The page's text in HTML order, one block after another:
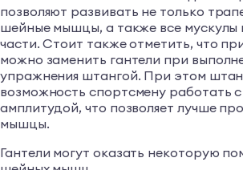
позволяют развивать не только
шейные мышцы, а также все мускулы
части. Стоит также отметить, что
можно заменить гантели при
упражнения штангой. При этом
возможность спортсмену работать
амплитудой, что позволяет лучше
мышцы.
Гантели могут оказать некоторую